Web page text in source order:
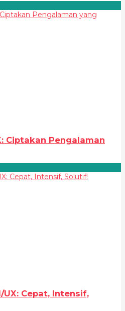
Ciptakan Pengalaman
UX: Cepat, Intensif,